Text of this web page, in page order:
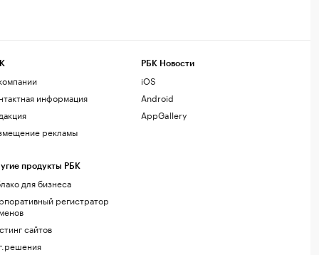
информация
рекламы
продукты РБК
для бизнеса
регистратор
сайтов
РБК Новости
iOS
Android
AppGallery